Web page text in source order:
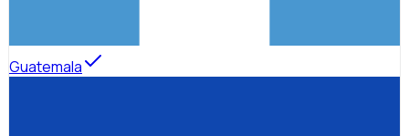
Guatemala